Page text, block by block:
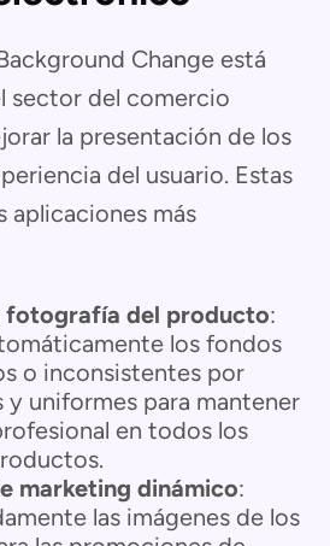
Change está
sector del comercio
la presentación de los
del usuario. Estas
aplicaciones más
fotografía del producto:
los fondos
o inconsistentes por
uniformes para mantener
en todos los
marketing dinámico:
las imágenes de los